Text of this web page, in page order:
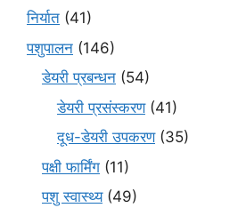
निर्यात (41)
पशुपालन (146)
डेयरी प्रबन्धन (54)
डेयरी प्रसंस्करण(41)
दूध-डेयरी उपकरण(35)
पक्षी फार्मिंग (11)
पशु स्वास्थ्य(49)